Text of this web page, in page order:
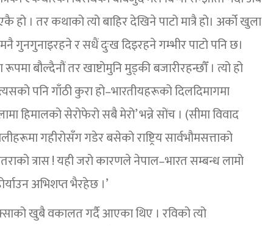
। तर कथाको त्यो बाहिर देखिने पाटो मात्रै हो। अर्को खुला
गुनगुनाइरहने र सधैं दुःख दिइरहने गम्भीर पाटो पनि छ।
बौल्दैनौं तर खाष्टोमुनि मुड्की बजारीरहन्छौँ । त्यो हो
त्यसको पनि गाँठी कुरा हो–भारतीयहरूको दिलदिमागमा
हिमालको सेरोफेरो सबै मेरो’ भन्ने सोंच । (सीमा विवाद
गहीरोसँग गडेर बसेको राष्ट्रिय सार्वभौमसत्ताको
त्रास ! यही जरो कारणले नेपाल–भारत सम्बन्ध लामो
अभिशप्त भैरहेछ ।’
खुबै वकालत गर्दै आएका थिए । रविको त्यो